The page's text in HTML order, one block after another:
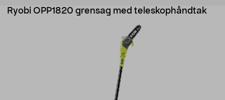
Ryobi OPP1820 grensag med teleskophåndtak